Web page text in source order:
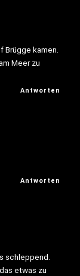
Brügge kamen.
Meer zu
Antworten
Antworten
schleppend.
etwas zu